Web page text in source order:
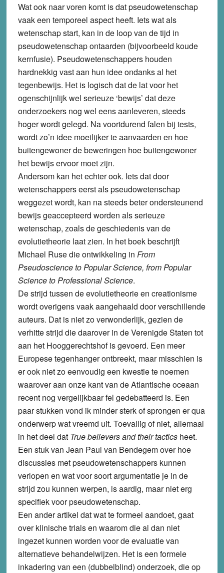
Wat ook naar voren komt is dat pseudowetenschap
vaak een temporeel aspect heeft. Iets wat als
wetenschap start, kan in de loop van de tijd in
pseudowetenschap ontaarden (bijvoorbeeld koude
kernfusie). Pseudowetenschappers houden
hardnekkig vast aan hun idee ondanks al het
tegenbewijs. Het is logisch dat de lat voor het
ogenschijnlijk wel serieuze ‘bewijs’ dat deze
onderzoekers nog wel eens aanleveren, steeds
hoger wordt gelegd. Na voortdurend falen bij tests,
wordt zo’n idee moeilijker te aanvaarden en hoe
buitengewoner de beweringen hoe buitengewoner
het bewijs ervoor moet zijn.
Andersom kan het echter ook. Iets dat door
wetenschappers eerst als pseudowetenschap
weggezet wordt, kan na steeds beter ondersteunend
bewijs geaccepteerd worden als serieuze
wetenschap, zoals de geschiedenis van de
evolutietheorie laat zien. In het boek beschrijft
Michael Ruse die ontwikkeling in From
Pseudoscience to Popular Science, from Popular
Science to Professional Science.
De strijd tussen de evolutietheorie en creationisme
wordt overigens vaak aangehaald door verschillende
auteurs. Dat is niet zo verwonderlijk, gezien de
verhitte strijd die daarover in de Verenigde Staten tot
aan het Hooggerechtshof is gevoerd. Een meer
Europese tegenhanger ontbreekt, maar misschien is
er ook niet zo eenvoudig een kwestie te noemen
waarover aan onze kant van de Atlantische oceaan
recent nog vergelijkbaar fel gedebatteerd is. Een
paar stukken vond ik minder sterk of sprongen er qua
onderwerp wat vreemd uit. Toevallig of niet, allemaal
in het deel dat True believers and their tacticsheet.
Een stuk van Jean Paul van Bendegem over hoe
discussies met pseudowetenschappers kunnen
verlopen en wat voor soort argumentatie je in de
strijd zou kunnen werpen, is aardig, maar niet erg
specifiek voor pseudowetenschap.
Een ander artikel dat wat te formeel aandoet, gaat
over klinische trials en waarom die al dan niet
ingezet kunnen worden voor de evaluatie van
alternatieve behandelwijzen. Het is een formele
inkadering van een (dubbelblind) onderzoek, die op